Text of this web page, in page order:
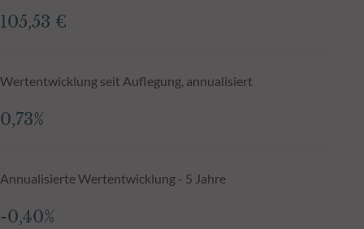
105,53 €
Wertentwicklung seit Auflegung, annualisiert
0,73%
Annualisierte Wertentwicklung - 5 Jahre
-0,40%